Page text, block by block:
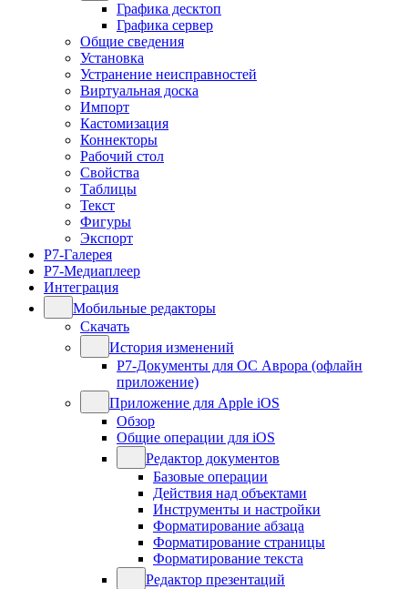
Графика десктоп
Графика сервер
Общие сведения
Установка
Устранение неисправностей
Виртуальная доска
Импорт
Кастомизация
Коннекторы
Рабочий стол
Свойства
Таблицы
Текст
Фигуры
Экспорт
Р7-Галерея
Р7-Медиаплеер
Интеграция
Мобильные редакторы
Скачать
История изменений
Р7-Документы для ОС Аврора (офлайн
приложение)
Приложение для Apple iOS
Обзор
Общие операции для iOS
Редактор документов
Базовые операции
Действия над объектами
Инструменты и настройки
Форматирование абзаца
Форматирование страницы
Форматирование текста
Редактор презентаций